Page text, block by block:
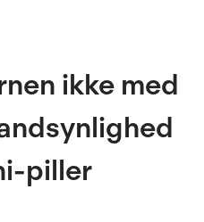
ikke med
piller